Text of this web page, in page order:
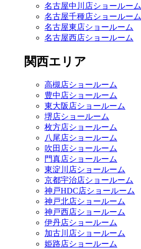
名古屋中川店ショールーム
名古屋千種店ショールーム
名古屋東店ショールーム
名古屋西店ショールーム
関西エリア
高槻店ショールーム
豊中店ショールーム
東大阪店ショールーム
堺店ショールーム
枚方店ショールーム
八尾店ショールーム
吹田店ショールーム
門真店ショールーム
東淀川店ショールーム
京都宇治店ショールーム
神戸HDC店ショールーム
神戸北店ショールーム
神戸西店ショールーム
伊丹店ショールーム
加古川店ショールーム
姫路店ショールーム